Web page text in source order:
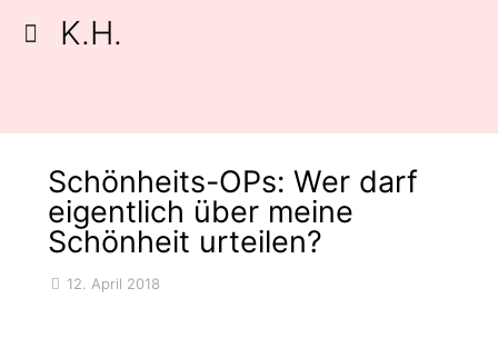
K.H.
Schönheits-OPs: Wer darf
eigentlich über meine
Schönheit urteilen?
12. April 2018